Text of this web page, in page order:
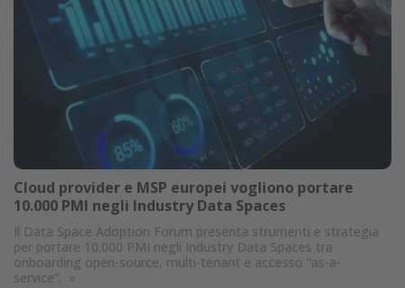
Cloud provider e MSP europei vogliono portare
10.000 PMI negli Industry Data Spaces
Il Data Space Adoption Forum presenta strumenti e strategia
per portare 10.000 PMI negli Industry Data Spaces tra
onboarding open-source, multi-tenant e accesso “as-a-
service”. »